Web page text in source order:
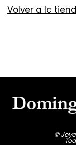
Volver a la
©